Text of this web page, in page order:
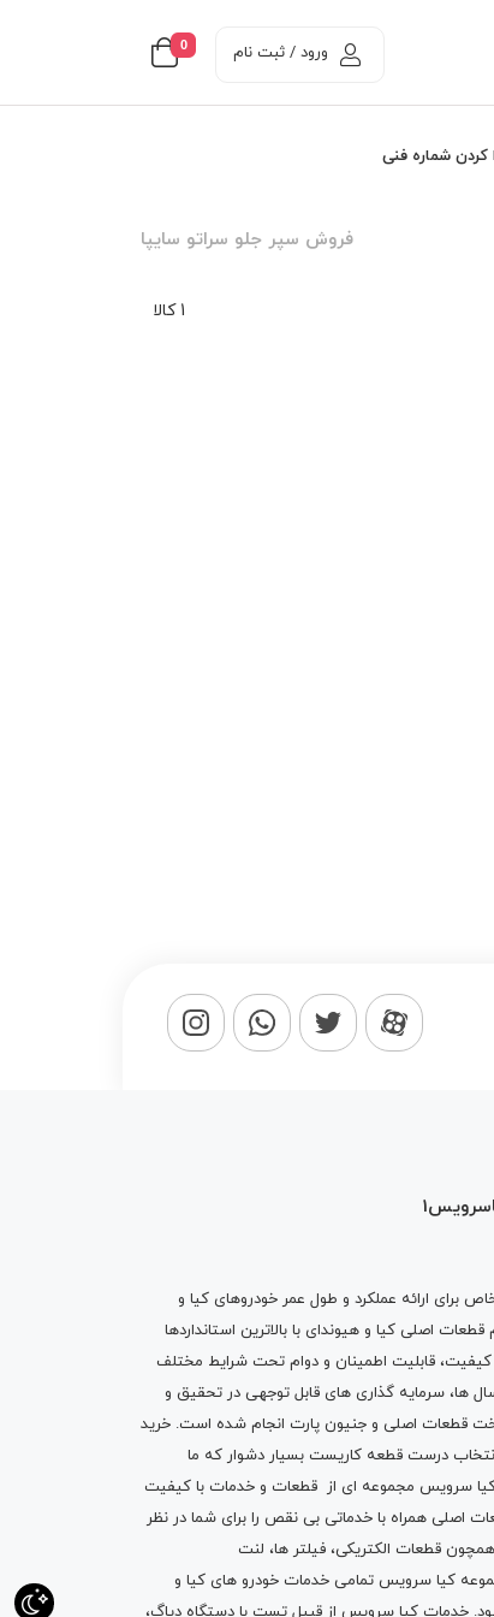
0 ورود / ثبت نام
کردن شماره فنی
فروش سپر جلو سراتو سايپا
1 کالا
برای ارائه عملکرد و طول عمر خودروهای کیا و
اصلی کیا و هیوندای با بالاترین استانداردها
قابلیت اطمینان و دوام تحت شرایط مختلف
سرمایه گذاری های قابل توجهی در تحقیق و
قطعات اصلی و جنیون پارت انجام شده است. خرید
درست قطعه کاریست بسیار دشوار که ما
سرویس مجموعه ای از قطعات و خدمات با کیفیت
اصلی همراه با خدماتی بی نقص را برای شما در نظر
همچون قطعات الکتریکی، فیلتر ها، لنت
کیا سرویس تمامی خدمات خودرو های کیا و
خدمات کیا سرویس از قبیل تست با دستگاه دیاگ،